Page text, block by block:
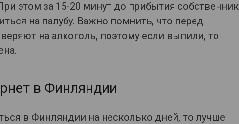
этом за 15-20 минут до прибытия собственник
на палубу. Важно помнить, что перед
на алкоголь, поэтому если выпили, то
в Финляндии
в Финляндии на несколько дней, то лучше